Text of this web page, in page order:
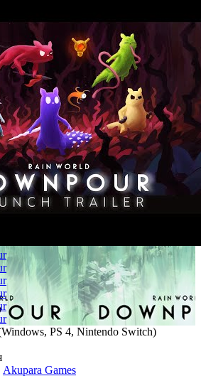
Windows, PS 4, Nintendo Switch)
Akupara Games